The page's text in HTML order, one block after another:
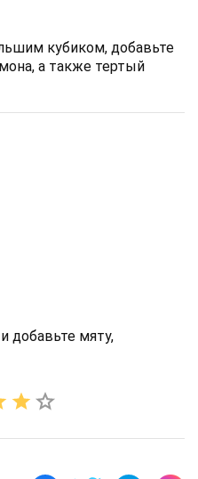
кубиком, добавьте
а также тертый
добавьте мяту,